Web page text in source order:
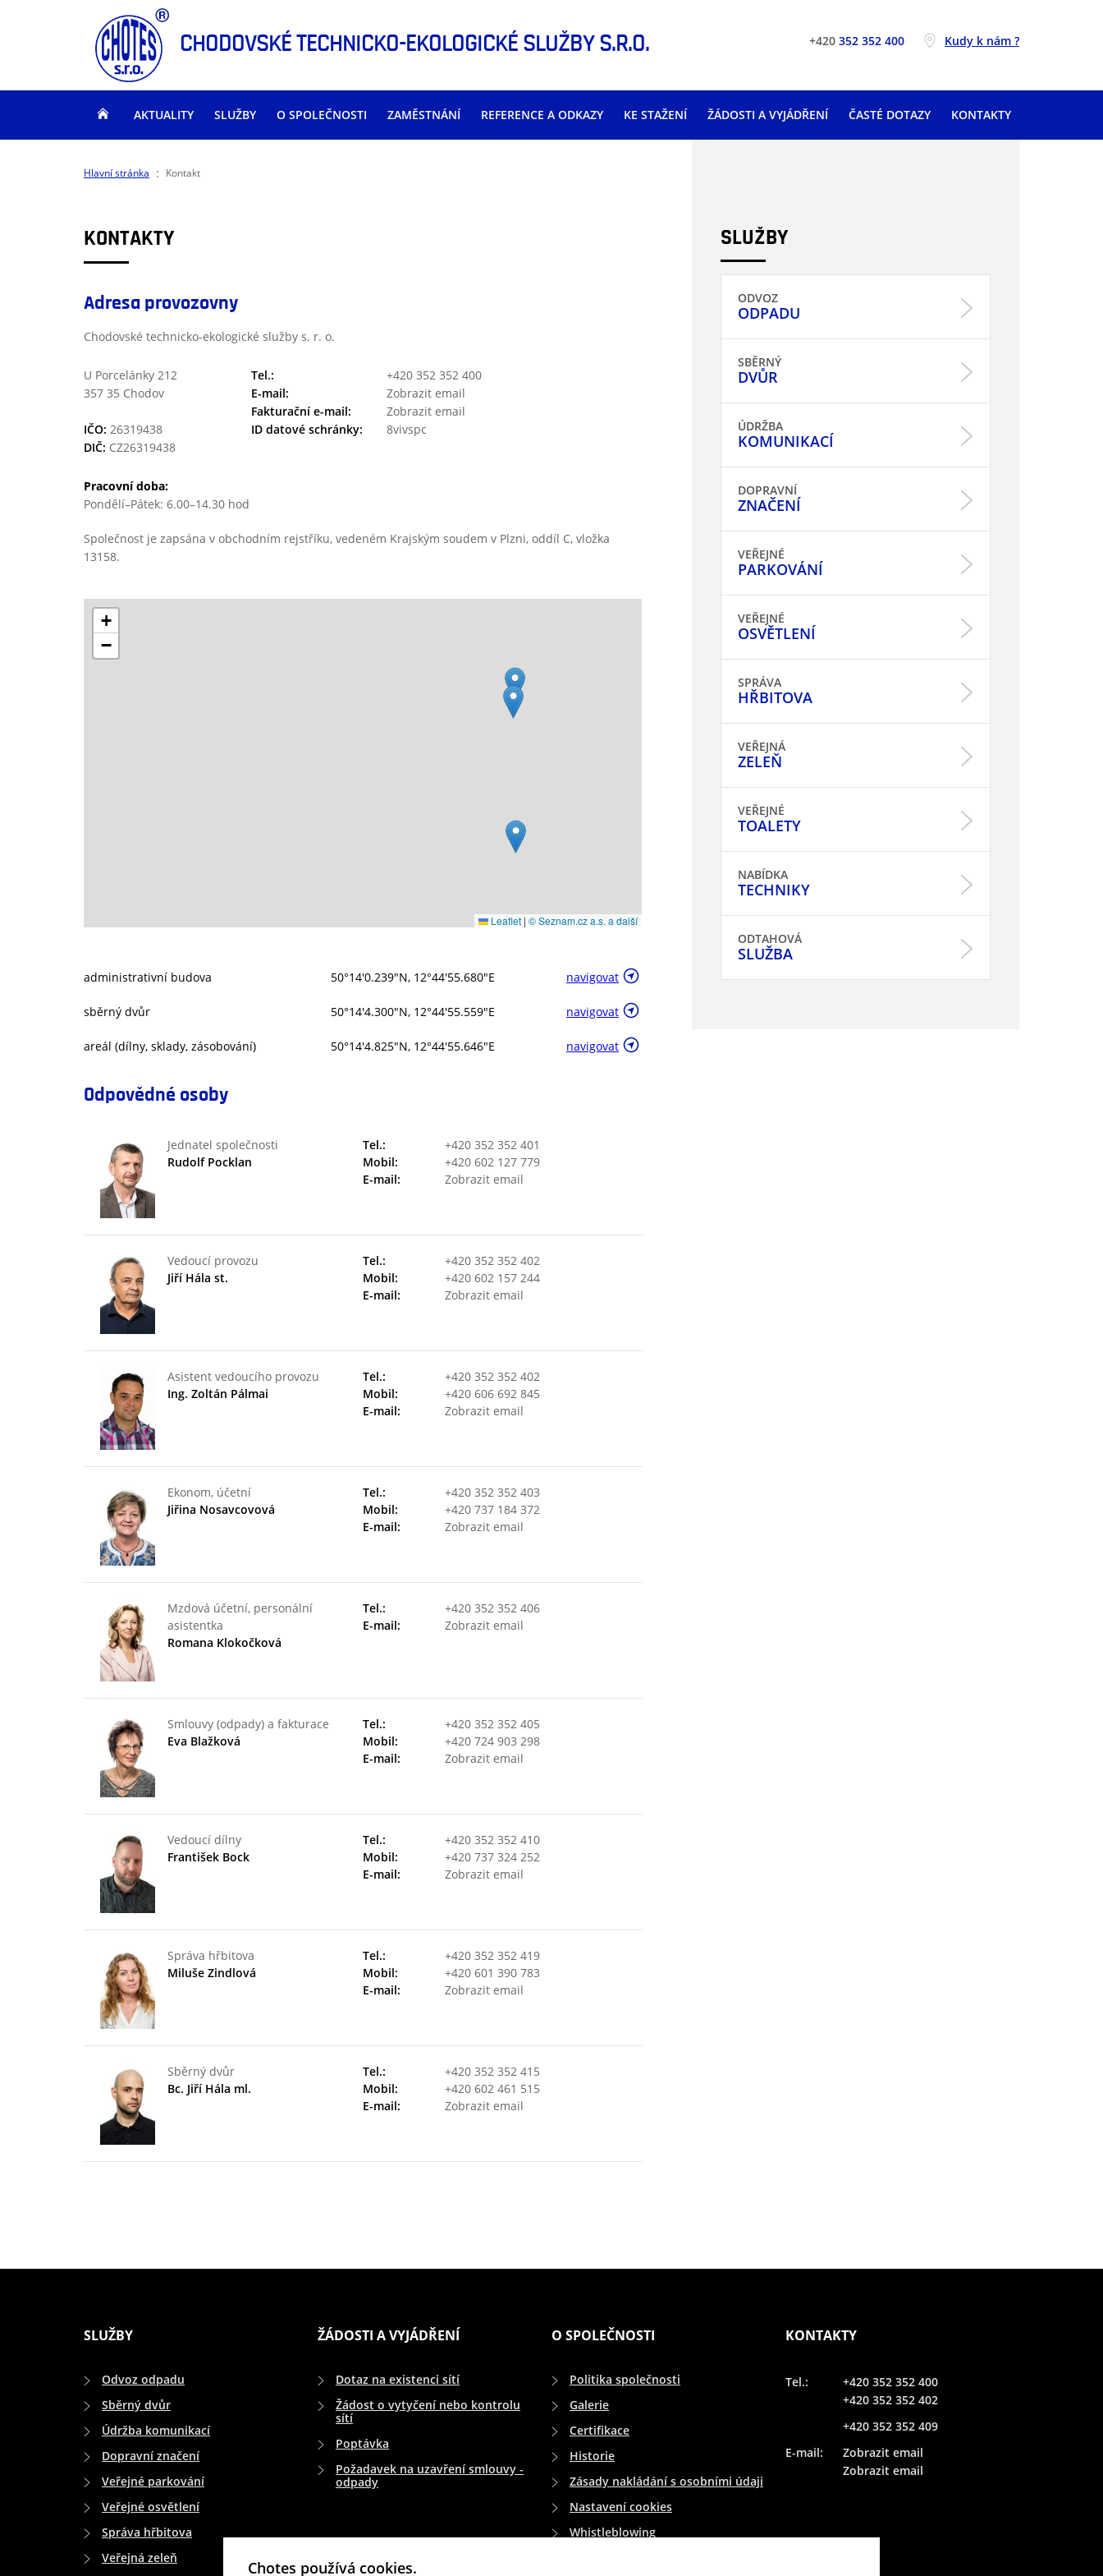
CHODOVSKÉ TECHNICKO-EKOLOGICKÉ SLUŽBY S.R.O. +420 352 352 400 Kudy k nám ?
AKTUALITY SLUŽBY O SPOLEČNOSTI ZAMĚSTNÁNÍ REFERENCE A ODKAZY KE STAŽENÍ ŽÁDOSTI A VYJÁDŘENÍ ČASTÉ DOTAZY KONTAKTY
Hlavní stránka : Kontakt
KONTAKTY
Adresa provozovny
Chodovské technicko-ekologické služby s. r. o.
U Porcelánky 212
357 35 Chodov
IČO: 26319438
DIČ: CZ26319438
Tel.:
+420 352 352 400
E-mail:
Zobrazit email
Fakturační e-mail:
Zobrazit email
ID datové schránky:
8vivspc
Pracovní doba:
Pondělí–Pátek: 6.00–14.30 hod
Společnost je zapsána v obchodním rejstříku, vedeném Krajským soudem v Plzni, oddíl C, vložka
13158.
+
−
Leaflet | © Seznam.cz a.s. a další
administrativní budova 50°14'0.239"N, 12°44'55.680"E navigovat
sběrný dvůr 50°14'4.300"N, 12°44'55.559"E navigovat
areál (dílny, sklady, zásobování) 50°14'4.825"N, 12°44'55.646"E navigovat
Odpovědné osoby
Jednatel společnosti
Rudolf Pocklan
Tel.:
+420 352 352 401
Mobil:
+420 602 127 779
E-mail:
Zobrazit email
Vedoucí provozu
Jiří Hála st.
Tel.:
+420 352 352 402
Mobil:
+420 602 157 244
E-mail:
Zobrazit email
Asistent vedoucího provozu
Ing. Zoltán Pálmai
Tel.:
+420 352 352 402
Mobil:
+420 606 692 845
E-mail:
Zobrazit email
Ekonom, účetní
Jiřina Nosavcovová
Tel.:
+420 352 352 403
Mobil:
+420 737 184 372
E-mail:
Zobrazit email
Mzdová účetní, personální
asistentka
Romana Klokočková
Tel.:
+420 352 352 406
E-mail:
Zobrazit email
Smlouvy (odpady) a fakturace
Eva Blažková
Tel.:
+420 352 352 405
Mobil:
+420 724 903 298
E-mail:
Zobrazit email
Vedoucí dílny
František Bock
Tel.:
+420 352 352 410
Mobil:
+420 737 324 252
E-mail:
Zobrazit email
Správa hřbitova
Miluše Zindlová
Tel.:
+420 352 352 419
Mobil:
+420 601 390 783
E-mail:
Zobrazit email
Sběrný dvůr
Bc. Jiří Hála ml.
Tel.:
+420 352 352 415
Mobil:
+420 602 461 515
E-mail:
Zobrazit email
SLUŽBY
ODVOZ
ODPADU
SBĚRNÝ
DVŮR
ÚDRŽBA
KOMUNIKACÍ
DOPRAVNÍ
ZNAČENÍ
VEŘEJNÉ
PARKOVÁNÍ
VEŘEJNÉ
OSVĚTLENÍ
SPRÁVA
HŘBITOVA
VEŘEJNÁ
ZELEŇ
VEŘEJNÉ
TOALETY
NABÍDKA
TECHNIKY
ODTAHOVÁ
SLUŽBA
SLUŽBY
Odvoz odpadu
Sběrný dvůr
Údržba komunikací
Dopravní značení
Veřejné parkování
Veřejné osvětlení
Správa hřbitova
Veřejná zeleň
ŽÁDOSTI A VYJÁDŘENÍ
Dotaz na existenci sítí
Žádost o vytyčení nebo kontrolu
sítí
Poptávka
Požadavek na uzavření smlouvy -
odpady
O SPOLEČNOSTI
Politika společnosti
Galerie
Certifikace
Historie
Zásady nakládání s osobními údaji
Nastavení cookies
Whistleblowing
KONTAKTY
Tel.:
+420 352 352 400
+420 352 352 402
+420 352 352 409
E-mail:
Zobrazit email
Zobrazit email
Chotes používá cookies.